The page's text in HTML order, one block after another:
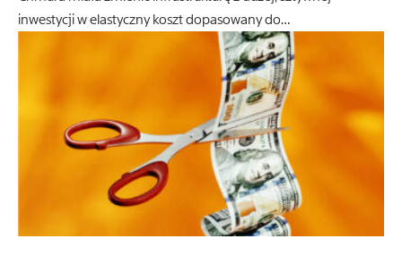
inwestycji w elastyczny koszt dopasowany do…